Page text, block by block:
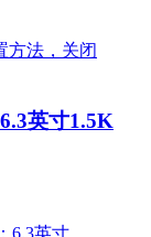
英寸1.5K